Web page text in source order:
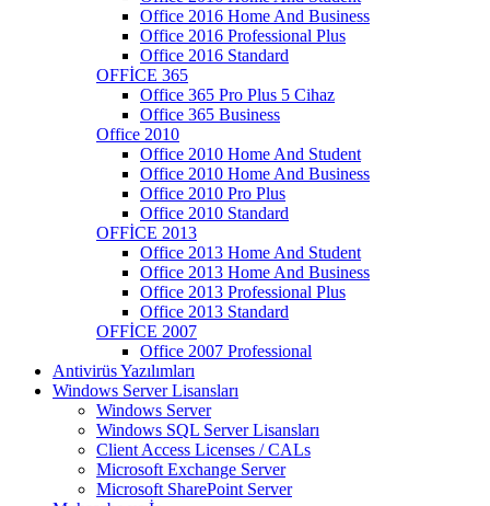
Office 2016 Home And Business
Office 2016 Professional Plus
Office 2016 Standard
OFFİCE 365
Office 365 Pro Plus 5 Cihaz
Office 365 Business
Office 2010
Office 2010 Home And Student
Office 2010 Home And Business
Office 2010 Pro Plus
Office 2010 Standard
OFFİCE 2013
Office 2013 Home And Student
Office 2013 Home And Business
Office 2013 Professional Plus
Office 2013 Standard
OFFİCE 2007
Office 2007 Professional
Antivirüs Yazılımları
Windows Server Lisansları
Windows Server
Windows SQL Server Lisansları
Client Access Licenses / CALs
Microsoft Exchange Server
Microsoft SharePoint Server